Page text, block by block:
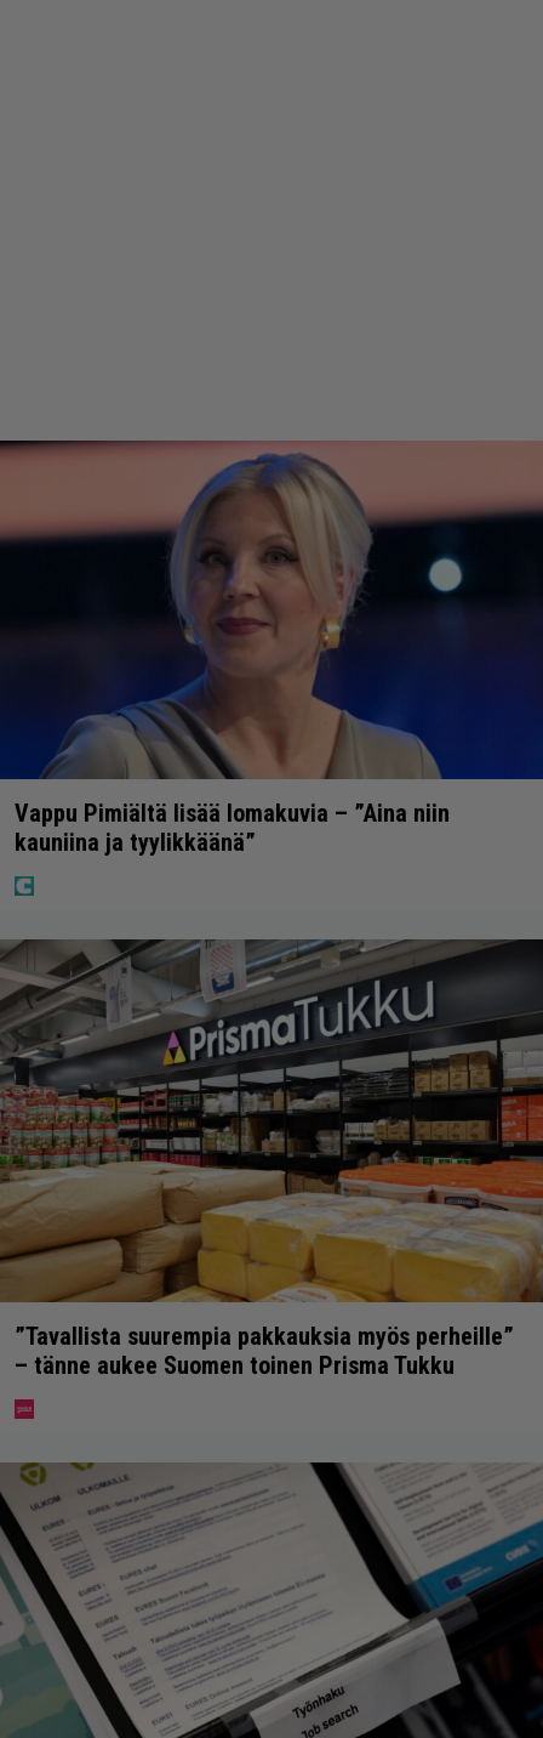
Vappu Pimiältä lisää lomakuvia – ”Aina niin
kauniina ja tyylikkäänä”
”Tavallista suurempia pakkauksia myös perheille”
– tänne aukee Suomen toinen Prisma Tukku